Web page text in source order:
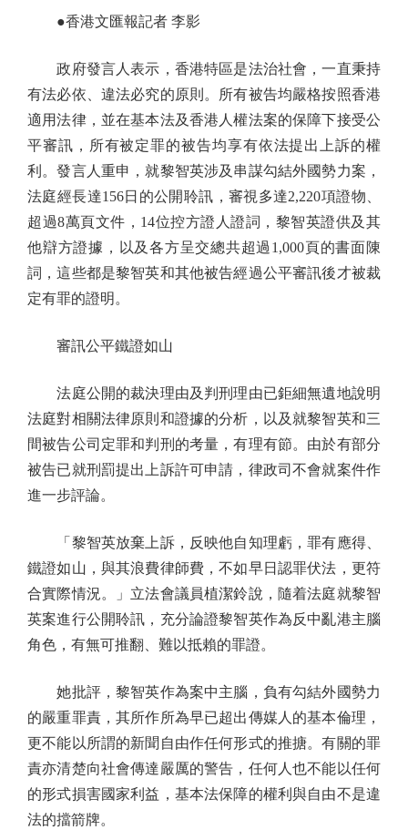
●香港文匯報記者 李影
政府發言人表示，香港特區是法治社會，一直秉持
有法必依、違法必究的原則。所有被告均嚴格按照香港
適用法律，並在基本法及香港人權法案的保障下接受公
平審訊，所有被定罪的被告均享有依法提出上訴的權
利。發言人重申，就黎智英涉及串謀勾結外國勢力案，
法庭經長達156日的公開聆訊，審視多達2,220項證物、
超過8萬頁文件，14位控方證人證詞，黎智英證供及其
他辯方證據，以及各方呈交總共超過1,000頁的書面陳
詞，這些都是黎智英和其他被告經過公平審訊後才被裁
定有罪的證明。
審訊公平鐵證如山
法庭公開的裁決理由及判刑理由已鉅細無遺地說明
法庭對相關法律原則和證據的分析，以及就黎智英和三
間被告公司定罪和判刑的考量，有理有節。由於有部分
被告已就刑罰提出上訴許可申請，律政司不會就案件作
進一步評論。
「黎智英放棄上訴，反映他自知理虧，罪有應得、
鐵證如山，與其浪費律師費，不如早日認罪伏法，更符
合實際情況。」立法會議員植潔鈴說，隨着法庭就黎智
英案進行公開聆訊，充分論證黎智英作為反中亂港主腦
角色，有無可推翻、難以抵賴的罪證。
她批評，黎智英作為案中主腦，負有勾結外國勢力
的嚴重罪責，其所作所為早已超出傳媒人的基本倫理，
更不能以所謂的新聞自由作任何形式的推搪。有關的罪
責亦清楚向社會傳達嚴厲的警告，任何人也不能以任何
的形式損害國家利益，基本法保障的權利與自由不是違
法的擋箭牌。